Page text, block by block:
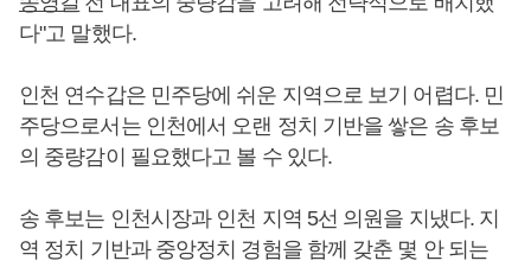
다"고 말했다.
인천 연수갑은 민주당에 쉬운 지역으로 보기 어렵다. 민
주당으로서는 인천에서 오랜 정치 기반을 쌓은 송 후보
의 중량감이 필요했다고 볼 수 있다.
송 후보는 인천시장과 인천 지역 5선 의원을 지냈다. 지
역 정치 기반과 중앙정치 경험을 함께 갖춘 몇 안 되는